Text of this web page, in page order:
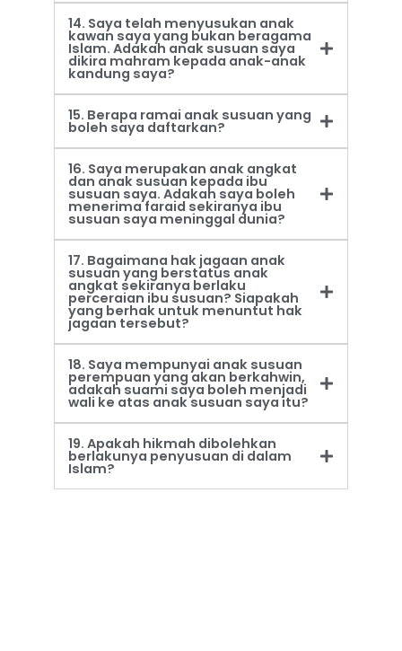
14. Saya telah menyusukan anak
kawan saya yang bukan beragama
Islam. Adakah anak susuan saya
dikira mahram kepada anak-anak
kandung saya?
15. Berapa ramai anak susuan yang
boleh saya daftarkan?
16. Saya merupakan anak angkat
dan anak susuan kepada ibu
susuan saya. Adakah saya boleh
menerima faraid sekiranya ibu
susuan saya meninggal dunia?
17. Bagaimana hak jagaan anak
susuan yang berstatus anak
angkat sekiranya berlaku
perceraian ibu susuan? Siapakah
yang berhak untuk menuntut hak
jagaan tersebut?
18. Saya mempunyai anak susuan
perempuan yang akan berkahwin,
adakah suami saya boleh menjadi
wali ke atas anak susuan saya itu?
19. Apakah hikmah dibolehkan
berlakunya penyusuan di dalam
Islam?